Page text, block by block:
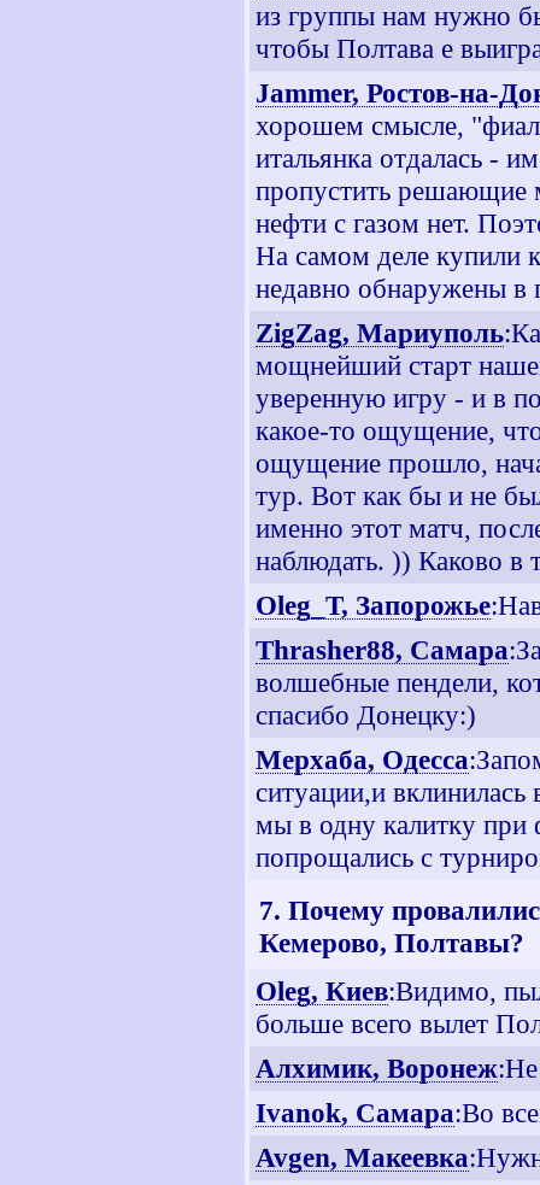
из группы нам нужно
чтобы Полтава е
Jammer, Ростов-на-
хорошем смысле,
итальянка отдалась -
пропустить решающие
нефти с газом нет.
На самом деле купили
недавно обнаружены в
ZigZag, Мариуполь
мощнейший старт
уверенную игру - и в
какое-то ощущение,
ощущение прошло,
тур. Вот как бы и не
именно этот матч,
наблюдать. )) Каково в
Oleg_T, Запорожье
Thrasher88, Самара
волшебные пендели,
спасибо Донецку:)
Мерхаба, Одесса
ситуации,и
мы в одну калитку при
попрощались с
7. Почему
Кемерово, Полтавы?
Oleg, Киев:Видимо,
больше всего вылет
Алхимик, Воронеж
Ivanok, Самара:Во
Avgen, Макеевка